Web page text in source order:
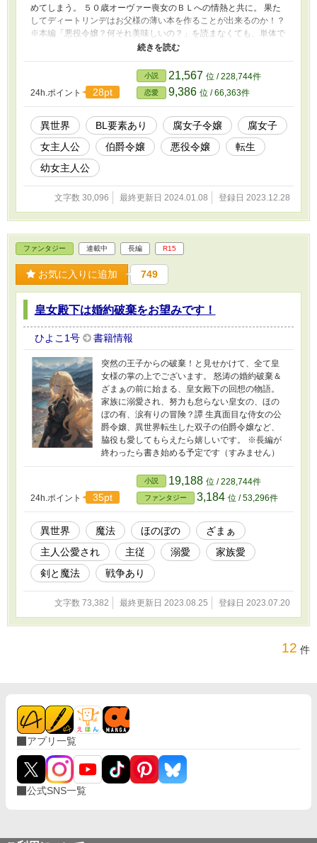
めてしまう。 ５０歳オーヴァー喪女のＢＬへの情熱と共に。 果た
してディートリンデはお父様の薄い本を作ることが出来るのか！？
※本編「悪役令嬢？何それ美味しいの？」を読まなくても、単体で
読めます。 ※Ｒ15は念の為ですが、ＢＬが苦手な方はご遠慮いた
だいた方が御身の為です。 ※残念ながら？ＢＬ要素はまだディー
トリンデの妄想でしかないです。 ※本編合流までの軌跡です。
※BL苦手な方もいるので、本編収録できない様なBLあれこれをた
まに更新していこうかと思っています。
24h.ポイント 28pt
小説 21,567 位 / 228,744件
恋愛 9,386 位 / 66,363件
異世界 BL要素あり 腐女子令嬢
腐女子
女主人公
伯爵令嬢 悪役令嬢
転生
幼女主人公
文字数 30,096 最終更新日 2024.01.08 登録日 2023.12.28
ファンタジー 連載中 長編 R15
お気に入りに追加 749
皇女殿下は婚約破棄をお望みです！
ひよこ1号 書籍情報
突然の王子からの破棄！と見せかけて、全て皇
女様の掌の上でございます。 怒涛の婚約破棄＆
ざまぁの前に始まる、皇女殿下の回想の物語。
家族に溺愛され、努力も怠らない皇女の、ほの
ぼの有、涙有りの冒険？譚 生真面目な侍女の公
爵令嬢、異世界転生した双子の伯爵令嬢など、
脇役も愛してもらえたら嬉しいです。 ※長編が
終わったら書き始める予定です（すみません）
24h.ポイント 35pt
小説 19,188 位 / 228,744件
ファンタジー 3,184 位 / 53,296件
異世界 魔法 ほのぼの
ざまぁ
主人公愛され
主従 溺愛
家族愛
剣と魔法
戦争あり
文字数 73,382 最終更新日 2023.08.25 登録日 2023.07.20
12 件
アプリ一覧
公式SNS一覧